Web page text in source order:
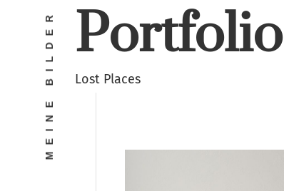
MEINE BILDER Portfolio
Lost Places